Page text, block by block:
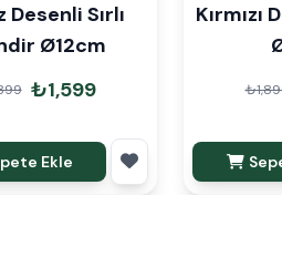
Desenli Sırlı
Ø12cm
₺1,599
Ekle
Kırmızı